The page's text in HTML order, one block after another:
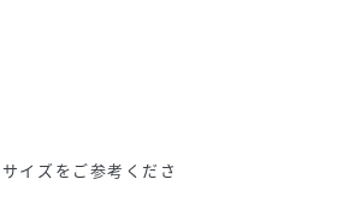
イズをご参考くださ